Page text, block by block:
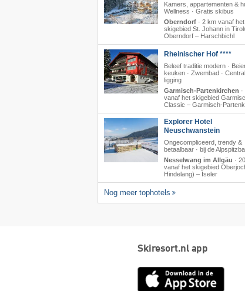
Kamers, appartementen &
Wellness · Gratis skibus
Oberndorf · 2 km vanaf het
skigebied St. Johann in Tirol/​
Oberndorf – Harschbichl
Rheinischer Hof ****
Beleef traditie modern ·
keuken · Zwembad ·
ligging
Garmisch-Partenkirchen ·
vanaf het skigebied
Classic – Garmisch-
Explorer Hotel
Neuschwanstein
Ongecompliceerd, trendy &
betaalbaar · bij de
Nesselwang im Allgäu ·
vanaf het skigebied
Hindelang) – Iseler
Nog meer tophotels
Skiresort.nl app
App